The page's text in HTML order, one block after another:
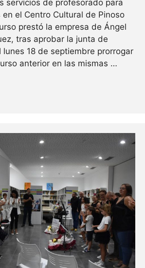
servicios de profesorado para
el Centro Cultural de Pinoso
prestó la empresa de Ángel
tras aprobar la junta de
lunes 18 de septiembre prorrogar
anterior en las mismas …